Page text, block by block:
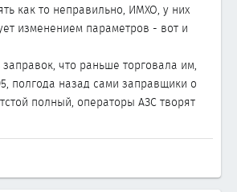
как то неправильно, ИМХО, у них
изменением параметров - вот и
что раньше торговала им,
полгода назад сами заправщики о
полный, операторы АЗС творят